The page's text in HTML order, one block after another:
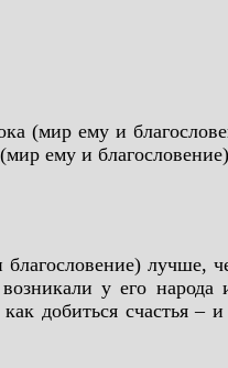
(мир ему и
ему и
лучше,
у его народа
добиться счастья – и